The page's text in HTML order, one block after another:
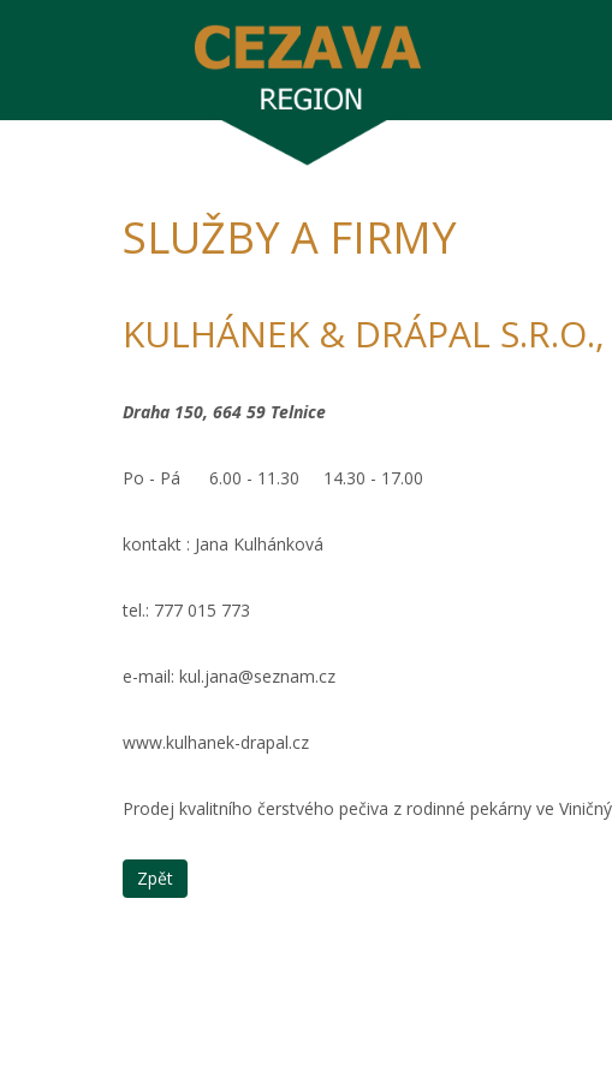
SLUŽBY A FIRMY
KULHÁNEK & DRÁPAL
Draha 150, 664 59 Telnice
Po - Pá 6.00 - 11.30 14.30 -
kontakt : Jana Kulhánková
tel.: 777 015 773
e-mail: kul.jana@seznam.cz
www.kulhanek-drapal.cz
Prodej kvalitního čerstvého pečiva z rodinné pekárny ve
Zpět